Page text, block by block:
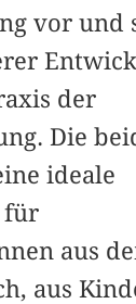
vor und
der
Die
ideale
für
aus
aus